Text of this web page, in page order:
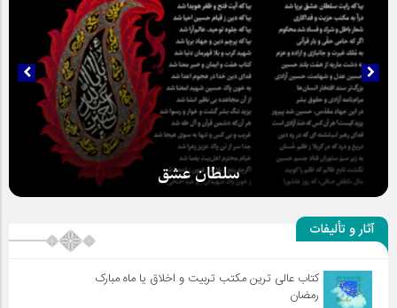
سلطان عشق
آثار و تألیفات
کتاب عالی ترین مکتب تربیت و اخلاق یا ماه مبارک
رمضان